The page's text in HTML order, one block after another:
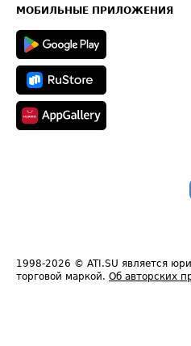
Техническая информация
МОБИЛЬНЫЕ ПРИЛОЖЕНИЯ
1998-2026 © ATI.SU является
торговой маркой. Об авторских